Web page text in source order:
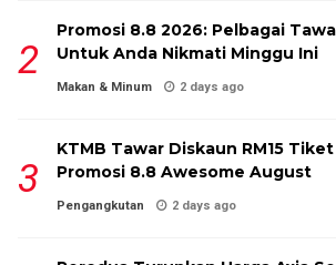
Promosi 8.8 2026: Pelbagai
Untuk Anda Nikmati Minggu Ini
Makan & Minum 2 days ago
KTMB Tawar Diskaun RM15
Promosi 8.8 Awesome August
Pengangkutan 2 days ago